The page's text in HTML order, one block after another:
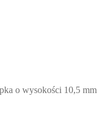
o wysokości 10,5 mm